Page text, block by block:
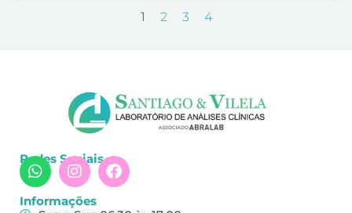
1 2 3 4
Redes Sociais
Informações